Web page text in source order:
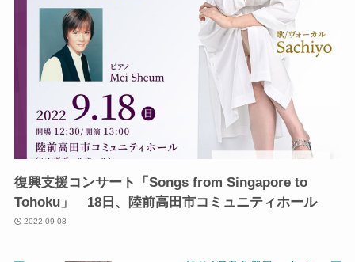
復興支援コンサート「Songs from Singapore to
Tohoku」 18日、陸前高田市コミュニティホール
2022-09-08